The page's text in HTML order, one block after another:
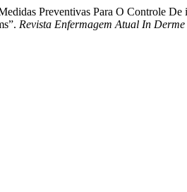
Preventivas Para O Controle
Revista Enfermagem Atual In Derme